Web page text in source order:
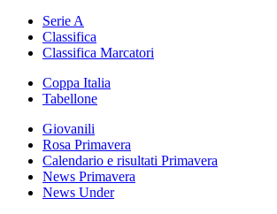
Serie A
Classifica
Classifica Marcatori
Coppa Italia
Tabellone
Giovanili
Rosa Primavera
Calendario e risultati Primavera
News Primavera
News Under